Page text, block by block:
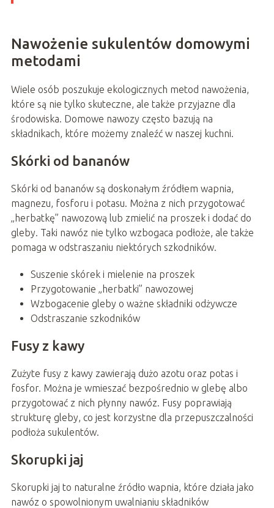
Nawożenie sukulentów domowymi
metodami
Wiele osób poszukuje ekologicznych metod nawożenia,
które są nie tylko skuteczne, ale także przyjazne dla
środowiska. Domowe nawozy często bazują na
składnikach, które możemy znaleźć w naszej kuchni.
Skórki od bananów
Skórki od bananów są doskonałym źródłem wapnia,
magnezu, fosforu i potasu. Można z nich przygotować
„herbatkę” nawozową lub zmielić na proszek i dodać do
gleby. Taki nawóz nie tylko wzbogaca podłoże, ale także
pomaga w odstraszaniu niektórych szkodników.
Suszenie skórek i mielenie na proszek
Przygotowanie „herbatki” nawozowej
Wzbogacenie gleby o ważne składniki odżywcze
Odstraszanie szkodników
Fusy z kawy
Zużyte fusy z kawy zawierają dużo azotu oraz potas i
fosfor. Można je wmieszać bezpośrednio w glebę albo
przygotować z nich płynny nawóz. Fusy poprawiają
strukturę gleby, co jest korzystne dla przepuszczalności
podłoża sukulentów.
Skorupki jaj
Skorupki jaj to naturalne źródło wapnia, które działa jako
nawóz o spowolnionym uwalnianiu składników